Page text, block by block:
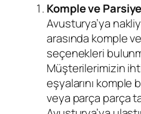
Komple ve
Avusturya’ya
arasında komple
seçenekleri
Müşterilerimizin
eşyalarını komple
veya parça parça